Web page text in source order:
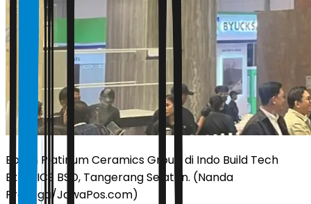
Booth Platinum Ceramics Group di Indo Build Tech
Expo, ICE BSD, Tangerang Selatan. (Nanda
Prayoga/JawaPos.com)